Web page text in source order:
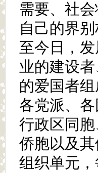
需要、社
自己的界
至今日，
业的建设
的爱国者
各党派、
行政区同
侨胞以及
组织单元